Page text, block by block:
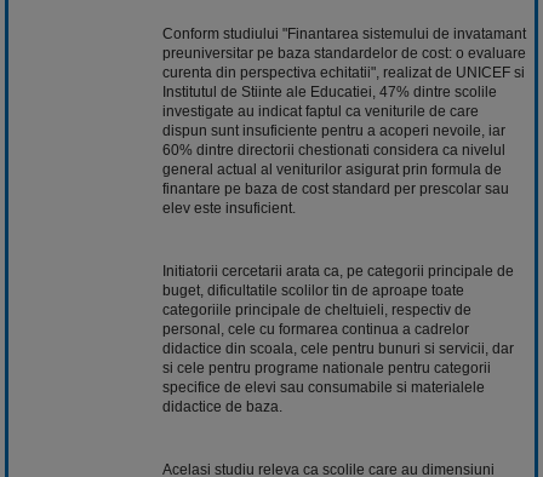
Conform studiului "Finantarea sistemului de invatamant
preuniversitar pe baza standardelor de cost: o evaluare
curenta din perspectiva echitatii", realizat de UNICEF si
Institutul de Stiinte ale Educatiei, 47% dintre scolile
investigate au indicat faptul ca veniturile de care
dispun sunt insuficiente pentru a acoperi nevoile, iar
60% dintre directorii chestionati considera ca nivelul
general actual al veniturilor asigurat prin formula de
finantare pe baza de cost standard per prescolar sau
elev este insuficient.
Initiatorii cercetarii arata ca, pe categorii principale de
buget, dificultatile scolilor tin de aproape toate
categoriile principale de cheltuieli, respectiv de
personal, cele cu formarea continua a cadrelor
didactice din scoala, cele pentru bunuri si servicii, dar
si cele pentru programe nationale pentru categorii
specifice de elevi sau consumabile si materialele
didactice de baza.
Acelasi studiu releva ca scolile care au dimensiuni